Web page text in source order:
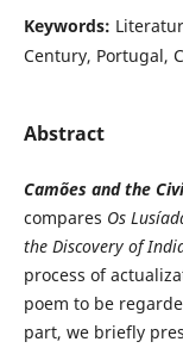
Keywords:
Century, Portugal,
Abstract
Camões and the
compares Os
the Discovery of
process of
poem to be
part, we briefly